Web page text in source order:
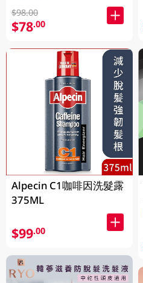
$98.00
$78.00
Alpecin C1咖啡因洗髮露
375ML
$99.00